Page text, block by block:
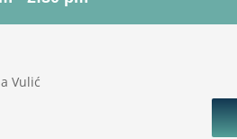
Vulić